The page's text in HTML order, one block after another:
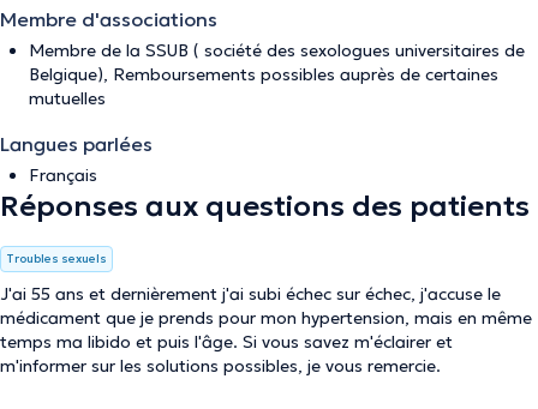
Membre d'associations
Membre de la SSUB ( société des sexologues universitaires de
Belgique), Remboursements possibles auprès de certaines
mutuelles
Langues parlées
Français
Réponses aux questions des patients
Troubles sexuels
J'ai 55 ans et dernièrement j'ai subi échec sur échec, j'accuse le
médicament que je prends pour mon hypertension, mais en même
temps ma libido et puis l'âge. Si vous savez m'éclairer et
m'informer sur les solutions possibles, je vous remercie.